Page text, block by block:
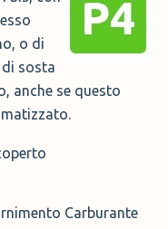
o di
di sosta
anche se questo
Carburante